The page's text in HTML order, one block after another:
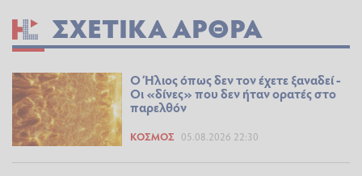
ΣΧΕΤΙΚΆ ΆΡΘΡΑ
Ο Ήλιος όπως δεν τον έχετε ξαναδεί -
Οι «δίνες» που δεν ήταν ορατές στο
παρελθόν
ΚΌΣΜΟΣ 05.08.2026 22:30